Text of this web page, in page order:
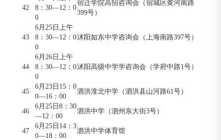
42
8：30—12：0
0
宿迁学院高招咨询会（宿城区黄河南路
399号）
43
6月25日上午
8：30—12：0
0
沭阳如东中学咨询会（上海南路397号）
44
6月26日上午
8：30—12：0
0
沭阳高级中学学咨询会（学府中路1号）
45
6月23日15：0
0—16：00
泗洪淮北中学（泗洪县山河路61号）
46
6月25日8：30
—12：00
泗洪中学（泗州东大街3号）
47
6月25日14：3
0—18：00
泗洪中学体育馆